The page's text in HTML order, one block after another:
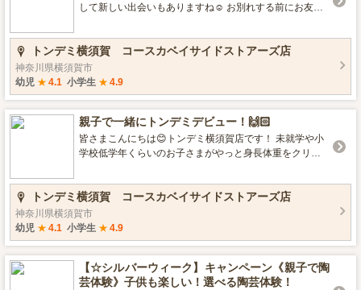
して新しい出会いもありますね☺ お別れする前にお友達
かけにしたり 是非素敵な思い出をトンデミ横須賀で作り
ませんか❓ 今回はトンデミ横須賀が大好きな2組の親子の
遊び体験をレポートします😊
トンデミ横須賀 コースカベイサイドストアーズ店
神奈川県横須賀市
幼児 ★ 4.1 小学生 ★ 4.9
親子で一緒にトンデミデビュー！🙌🏻
皆さまこんにちは😊トンデミ横須賀店です！ 未就学や小
学校低学年くらいのお子さまがやっと身長体重をクリア
どうか悩ましい所ですよね。お子さまだけでトンデミで
遊ばせてみたものの、高い所が怖かったり、知らない人
が沢山遊んでいる中で緊張してしまって、思うように遊
べない...そんな声も時折耳にします。 という事で今回は...
お子さまのトンデミデビューには、親御さんもぜひ一緒
に遊んでほしい！ 人気のクライミングが出来なくても楽
しめる✨ 親子で一緒に楽しんで頂けるポイントをお届け
します！
トンデミ横須賀 コースカベイサイドストアーズ店
神奈川県横須賀市
幼児 ★ 4.1 小学生 ★ 4.9
【☆シルバーウィーク】キャンペーン《親子で陶
芸体験》子供も楽しい！選べる陶芸体験！